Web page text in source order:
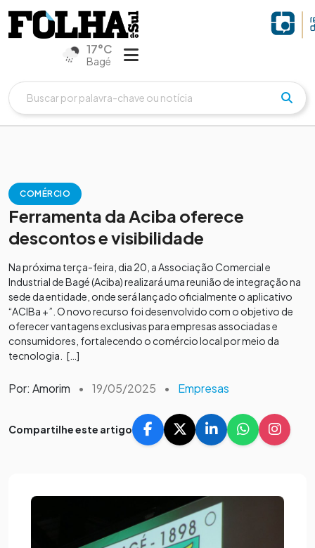
17°C
Bagé
COMÉRCIO
Ferramenta da Aciba oferece
descontos e visibilidade
Na próxima terça-feira, dia 20, a Associação Comercial e
Industrial de Bagé (Aciba) realizará uma reunião de integração na
sede da entidade, onde será lançado oficialmente o aplicativo
“ACIBa +”. O novo recurso foi desenvolvido com o objetivo de
oferecer vantagens exclusivas para empresas associadas e
consumidores, fortalecendo o comércio local por meio da
tecnologia. […]
Por: Amorim • 19/05/2025 • Empresas
Compartilhe este artigo